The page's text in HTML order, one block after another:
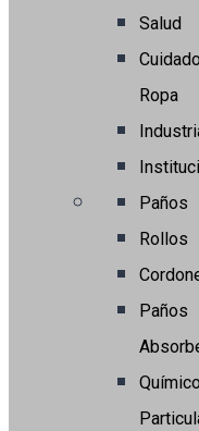
Salud
Cuidado
Ropa
Paños
Rollos
Paños
Químico